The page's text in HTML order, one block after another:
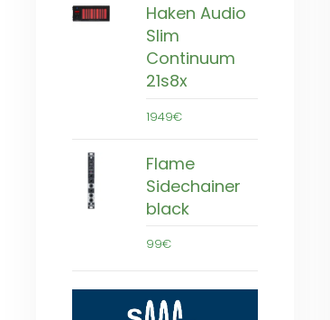
Haken Audio
Slim
Continuum
21s8x
1949€
Flame
Sidechainer
black
99€